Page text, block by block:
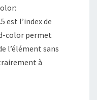
est l’index de
color permet
l’élément sans
à